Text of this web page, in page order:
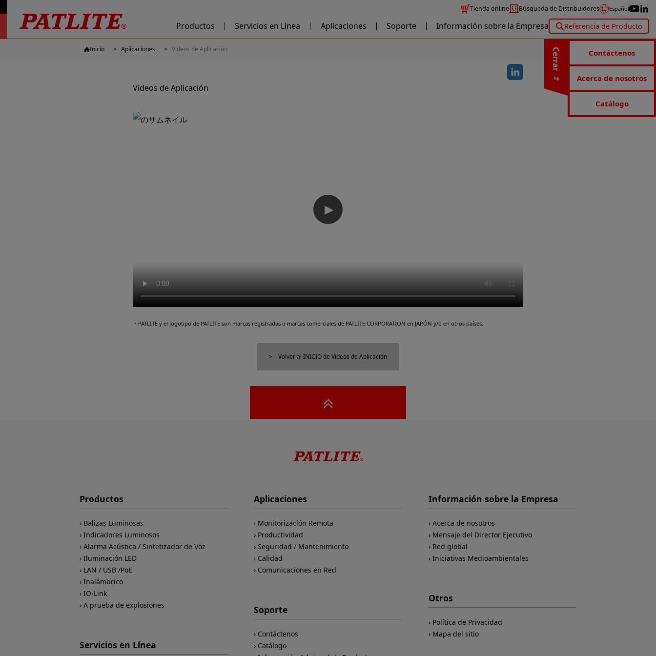
Tienda online Búsqueda de Distribuidores Español
Productos Servicios en Línea Aplicaciones Soporte Información sobre la Empresa Referencia de Producto
Cerrar Contáctenos
Acerca de nosotros
Catálogo
Inicio Aplicaciones Videos de Aplicación
Videos de Aplicación
▶
・PATLITE y el logotipo de PATLITE son marcas registradas o marcas comerciales de PATLITE CORPORATION en JAPÓN y/o en otros países.
Volver al INICIO de Videos de Aplicación
Productos
Balizas Luminosas
Indicadores Luminosos
Alarma Acústica / Sintetizador de Voz
Iluminación LED
LAN / USB /PoE
Inalámbrico
IO-Link
A prueba de explosiones
Servicios en Línea
Aplicaciones
Monitorización Remota
Productividad
Seguridad / Mantenimiento
Calidad
Comunicaciones en Red
Soporte
Contáctenos
Catálogo
Información sobre la Empresa
Acerca de nosotros
Mensaje del Director Ejecutivo
Red global
Iniciativas Medioambientales
Otros
Política de Privacidad
Mapa del sitio